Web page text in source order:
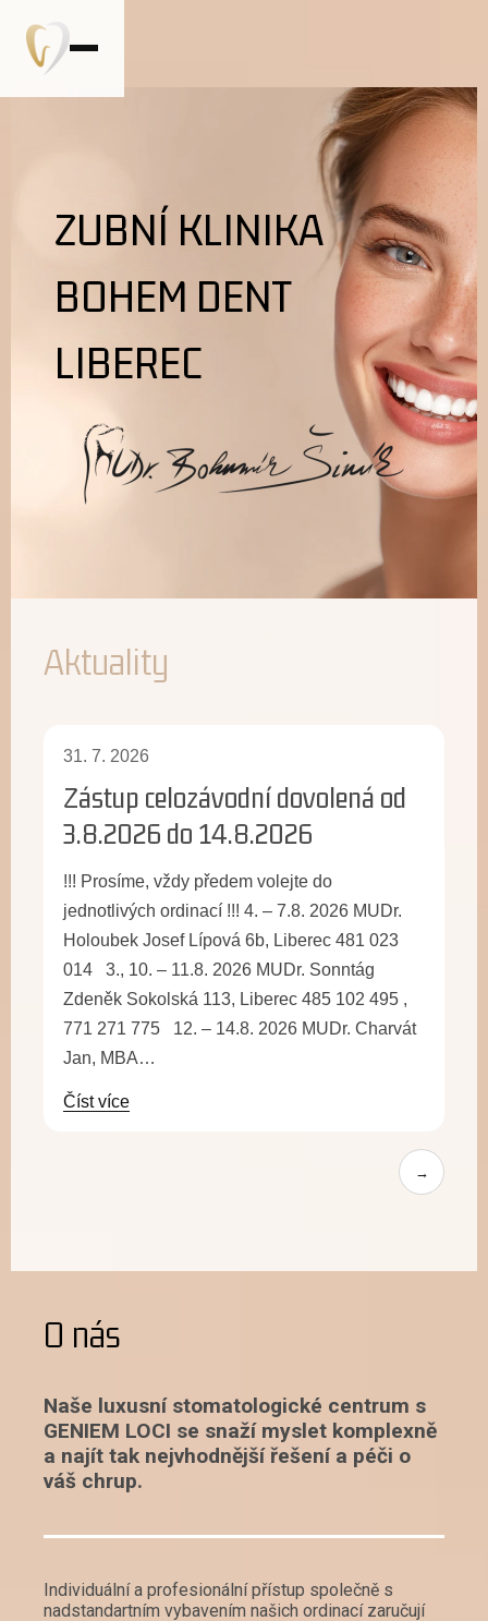
ZUBNÍ KLINIKA
BOHEM DENT
LIBEREC
Aktuality
31. 7. 2026
Zástup celozávodní dovolená od
3.8.2026 do 14.8.2026
!!! Prosíme, vždy předem volejte do
jednotlivých ordinací !!! 4. – 7.8. 2026 MUDr.
Holoubek Josef Lípová 6b, Liberec 481 023
014 3., 10. – 11.8. 2026 MUDr. Sonntág
Zdeněk Sokolská 113, Liberec 485 102 495 ,
771 271 775 12. – 14.8. 2026 MUDr. Charvát
Jan, MBA…
Číst více
→
O nás
Naše luxusní stomatologické centrum s
GENIEM LOCI se snaží myslet komplexně
a najít tak nejvhodnější řešení a péči o
váš chrup.
Individuální a profesionální přístup společně s
nadstandartním vybavením našich ordinací zaručují